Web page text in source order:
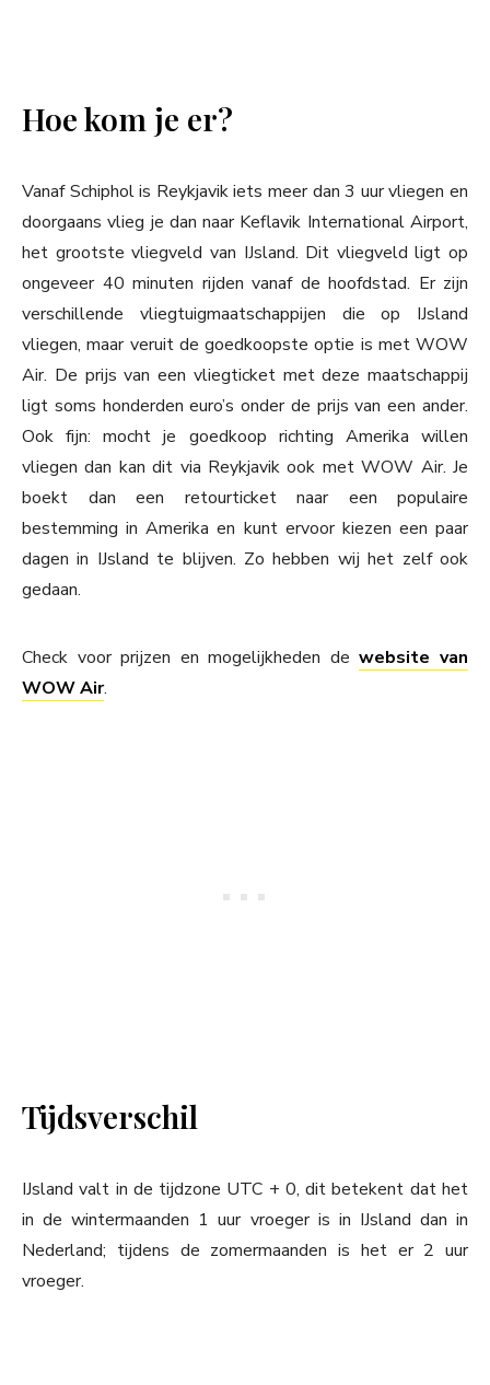
Hoe kom je er?
Vanaf Schiphol is Reykjavik iets meer dan 3 uur vliegen en
doorgaans vlieg je dan naar Keflavik International Airport,
het grootste vliegveld van IJsland. Dit vliegveld ligt op
ongeveer 40 minuten rijden vanaf de hoofdstad. Er zijn
verschillende vliegtuigmaatschappijen die op IJsland
vliegen, maar veruit de goedkoopste optie is met WOW
Air. De prijs van een vliegticket met deze maatschappij
ligt soms honderden euro’s onder de prijs van een ander.
Ook fijn: mocht je goedkoop richting Amerika willen
vliegen dan kan dit via Reykjavik ook met WOW Air. Je
boekt dan een retourticket naar een populaire
bestemming in Amerika en kunt ervoor kiezen een paar
dagen in IJsland te blijven. Zo hebben wij het zelf ook
gedaan.
Check voor prijzen en mogelijkheden dewebsite van
WOW Air.
Tijdsverschil
IJsland valt in de tijdzone UTC + 0, dit betekent dat het
in de wintermaanden 1 uur vroeger is in IJsland dan in
Nederland; tijdens de zomermaanden is het er 2 uur
vroeger.